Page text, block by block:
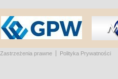
Zastrzeżenia prawne Polityka Prywatności